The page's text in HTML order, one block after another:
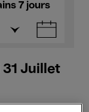
7 jours
31 Juillet